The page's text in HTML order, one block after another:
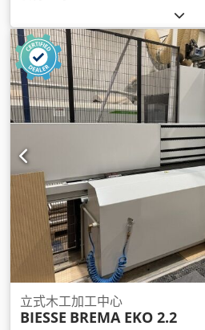
立式木工加工中心
BIESSE BREMA EKO 2.2